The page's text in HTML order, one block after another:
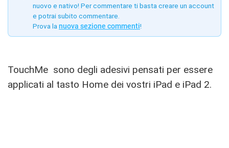
nuovo e nativo! Per commentare ti basta creare un account
e potrai subito commentare.
Prova la nuova sezione commenti!
TouchMe sono degli adesivi pensati per essere
applicati al tasto Home dei vostri iPad e iPad 2.